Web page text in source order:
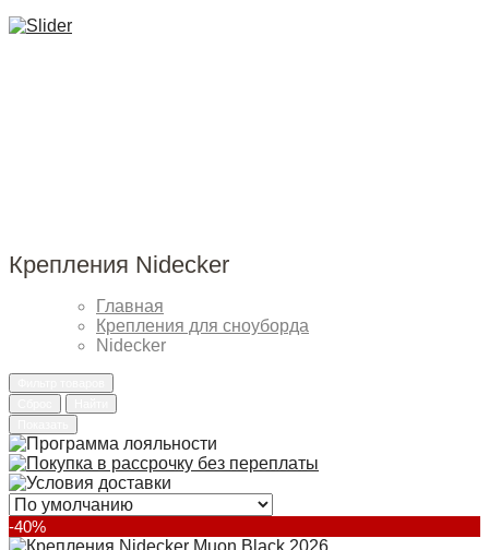
Крепления Nidecker
Главная
Крепления для сноуборда
Nidecker
-40%